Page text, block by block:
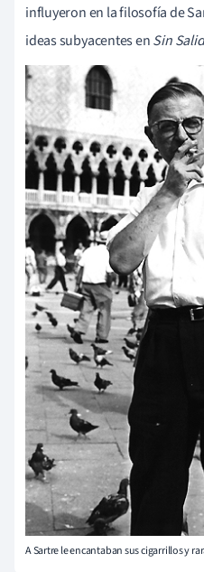
influyeron en la filosofía de
ideas subyacentes enSin
A Sartre le encantaban sus cigarrillos y